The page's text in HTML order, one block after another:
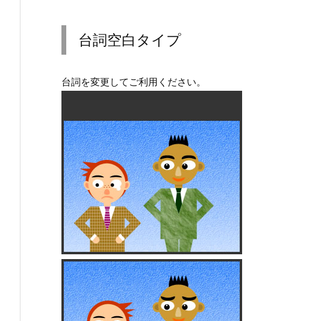
台詞空白タイプ
台詞を変更してご利用ください。